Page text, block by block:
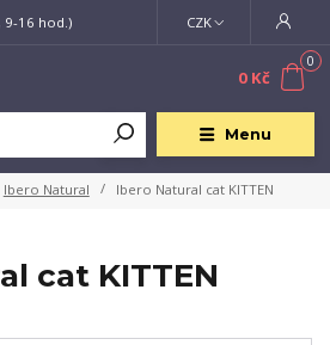
Menu
CZK
9-16 hod.)
0
0 Kč
Ibero Natural Ibero Natural cat KITTEN
cat KITTEN